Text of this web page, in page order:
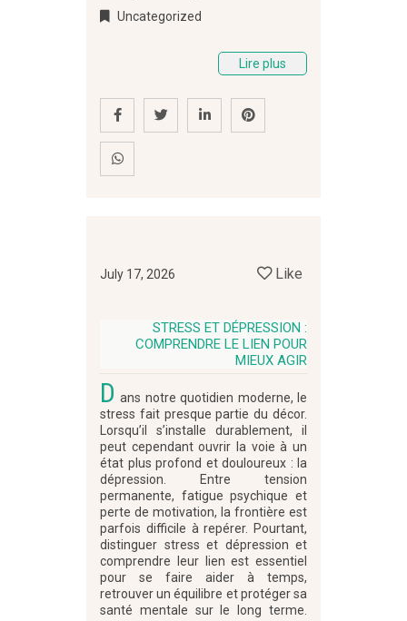
Uncategorized
Lire plus
July 17, 2026 Like
STRESS ET DÉPRESSION :
COMPRENDRE LE LIEN POUR
MIEUX AGIR
D ans notre quotidien moderne, le
stress fait presque partie du décor.
Lorsqu’il s’installe durablement, il
peut cependant ouvrir la voie à un
état plus profond et douloureux : la
dépression. Entre tension
permanente, fatigue psychique et
perte de motivation, la frontière est
parfois difficile à repérer. Pourtant,
distinguer stress et dépression et
comprendre leur lien est essentiel
pour se faire aider à temps,
retrouver un équilibre et protéger sa
santé mentale sur le long terme.